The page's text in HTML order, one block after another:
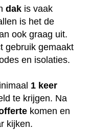
dak is vaak
is het de
ook graag uit.
gebruik gemaakt
en isolaties.
1 keer
te krijgen. Na
komen en
kijken.